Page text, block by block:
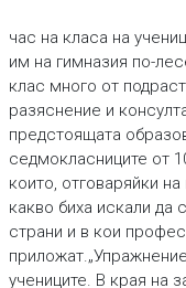
час на класа на
им на гимназия по-
клас много от
разяснение и
предстоящата
седмокласниците от
които, отговаряйки
какво биха искали да
страни и в кои
учениците. В края на